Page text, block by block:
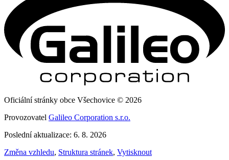
Oficiální stránky obce Všechovice © 2026
Provozovatel Galileo Corporation s.r.o.
Poslední aktualizace: 6. 8. 2026
Změna vzhledu, Struktura stránek, Vytisknout